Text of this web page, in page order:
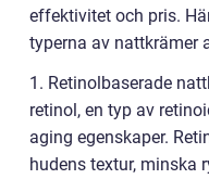
effektivitet och pris.
typerna av nattkrämer
1. Retinolbaserade
retinol, en typ av
aging egenskaper.
hudens textur, minska